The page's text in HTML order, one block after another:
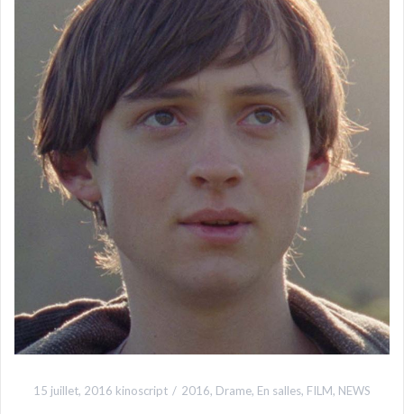
15 juillet, 2016 kinoscript 2016, Drame, En salles, FILM, NEWS